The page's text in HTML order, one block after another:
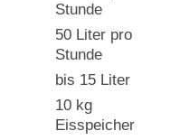
Stunde
50 Liter pro
Stunde
bis 15 Liter
10 kg
Eisspeicher